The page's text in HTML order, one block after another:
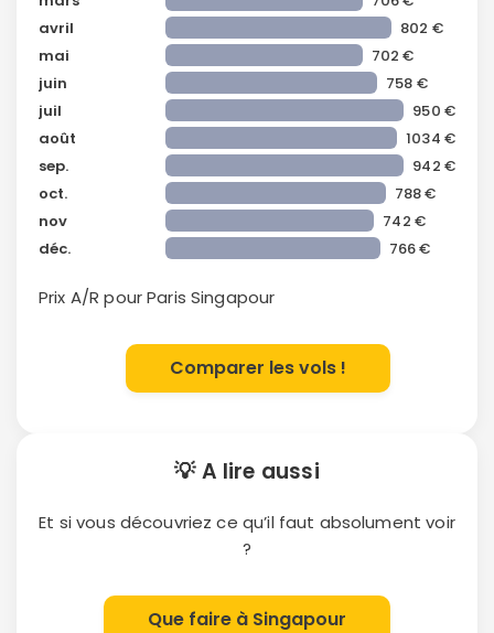
avril
802 €
mai
702 €
juin
758 €
juil
950 €
août
1034 €
sep.
942 €
oct.
788 €
nov
742 €
déc.
766 €
Prix A/R pour Paris Singapour
Comparer les vols !
💡 A lire aussi
Et si vous découvriez ce qu’il faut absolument voir
?
Que faire à Singapour